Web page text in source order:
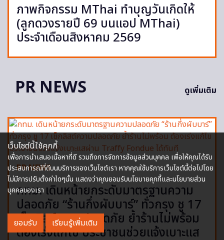
ภาพกิจกรรม MThai ทำบุญวันเกิดให้
(ลูกดวงรายปี 69 บนแอป MThai)
ประจำเดือนสิงหาคม 2569
PR NEWS ดูเพิ่มเติม
PR NEWS
กทม. เดินหน้ายกระดับมาตรฐานความ
ปลอดภัย “ร้านกึ่งผับบาร์” ทั่วกรุง ชู 17
เช็กลิสต์ความปลอดภัย ย้ำร้านไม่พร้อม
ต้องเร่งแก้ไข ประชาชนช่วยแจ้งเบาะแส
เว็บไซต์นี้ใช้คุกกี้
เพื่อการนำเสนอเนื้อหาที่ดี รวมถึงการจัดการข้อมูลส่วนบุคคล เพื่อให้คุณได้รับ
ประสบการณ์ที่ดีบนบริการของเว็บไซต์เรา หากคุณใช้บริการเว็บไซต์นี้ต่อไปโดย
ไม่มีการปรับตั้งค่าใดๆนั้น แสดงว่าคุณยอมรับนโยบายคุกกี้และนโยบายส่วน
บุคคลของเรา
ยอมรับ เรียนรู้เพิ่มเติม